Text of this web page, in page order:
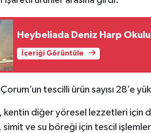
Heybeliada Deniz Harp
İçeriği Görüntüle
tescilli ürün sayısı 28’e
diğer yöresel lezzetleri için
simit ve su böreği için tescil